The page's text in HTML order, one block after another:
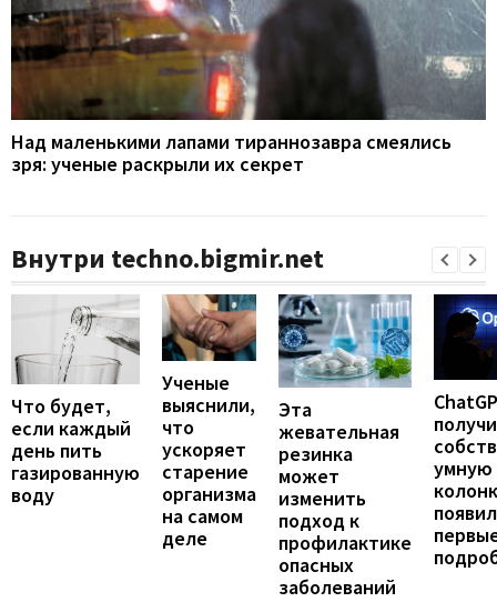
Над маленькими лапами тираннозавра смеялись
зря: ученые раскрыли их секрет
Внутри techno.bigmir.net
Что будет,
если каждый
день пить
газированную
воду
Ученые
выяснили,
что
ускоряет
старение
организма
на самом
деле
Эта
жевательная
резинка
может
изменить
подход к
профилактике
опасных
заболеваний
умную